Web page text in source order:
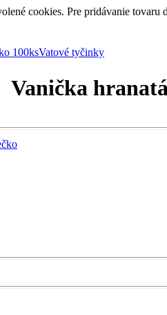
cookies. Pre pridávanie
100ksVatové tyčinky
Vanička